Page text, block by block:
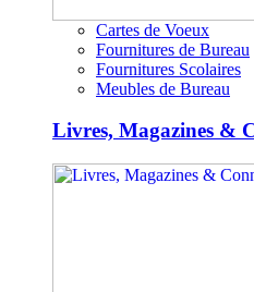
Cartes de Voeux
Fournitures de Bureau
Fournitures Scolaires
Meubles de Bureau
Livres, Magazines &